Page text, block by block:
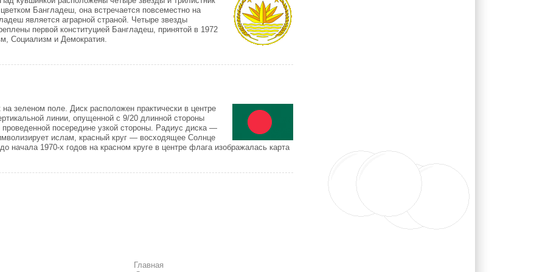
Бангладеш, она встречается повсеместно на
является аграрной страной. Четыре звезды
первой конституцией Бангладеш, принятой в 1972
Социализм и Демократия.
зеленом поле. Диск расположен практически в центре
линии, опущенной с 9/20 длинной стороны
посередине узкой стороны. Радиус диска —
ислам, красный круг — восходящее Солнце
начала 1970-х годов на красном круге в центре флага изображалась карта
Главная